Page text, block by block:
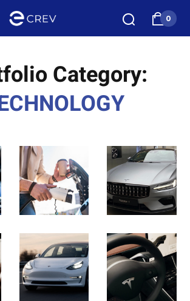
0
Category: